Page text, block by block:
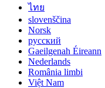
ไทย
slovenščina
Norsk
русский
Gaeilgenah Éireann
Nederlands
România limbi
Việt Nam